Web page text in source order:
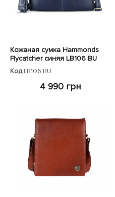
Кожаная сумка Hammonds
Flycatcher синяя LB106 BU
Код:LB106 BU
4 990 грн